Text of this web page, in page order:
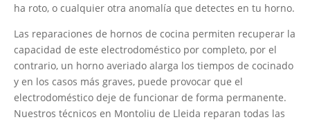
ha roto, o cualquier otra anomalía que detectes en tu horno.
Las reparaciones de hornos de cocina permiten recuperar la
capacidad de este electrodoméstico por completo, por el
contrario, un horno averiado alarga los tiempos de cocinado
y en los casos más graves, puede provocar que el
electrodoméstico deje de funcionar de forma permanente.
Nuestros técnicos en Montoliu de Lleida reparan todas las